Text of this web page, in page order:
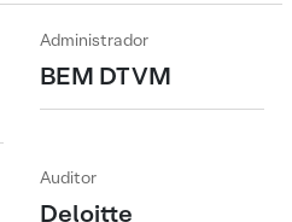
Administrador
BEM DTVM
Auditor
Deloitte